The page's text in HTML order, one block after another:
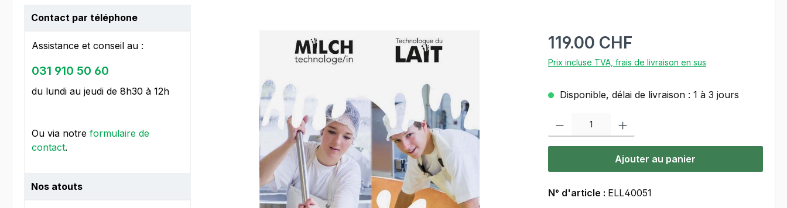
Contact par téléphone
Assistance et conseil au :
031 910 50 60
du lundi au jeudi de 8h30 à 12h
Ou via notre formulaire de
contact.
Nos atouts
Ignorer la galerie d'images 119.00 CHF
Prix incluse TVA, frais de livraison en sus
Disponible, délai de livraison : 1 à 3 jours
Ajouter au panier
N° d'article : ELL40051